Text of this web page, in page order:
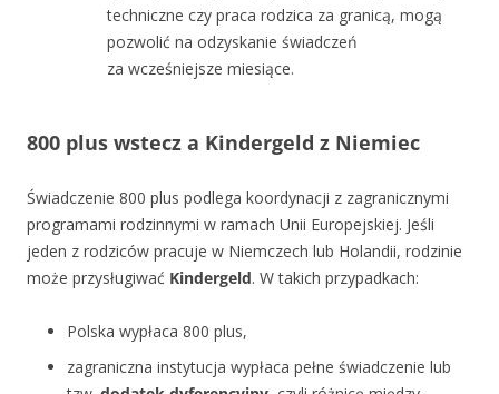
techniczne czy praca rodzica za granicą, mogą
pozwolić na odzyskanie świadczeń
za wcześniejsze miesiące.
800 plus wstecz a Kindergeld z Niemiec
Świadczenie 800 plus podlega koordynacji z zagranicznymi
programami rodzinnymi w ramach Unii Europejskiej. Jeśli
jeden z rodziców pracuje w Niemczech lub Holandii, rodzinie
może przysługiwać Kindergeld. W takich przypadkach:
Polska wypłaca 800 plus,
zagraniczna instytucja wypłaca pełne świadczenie lub